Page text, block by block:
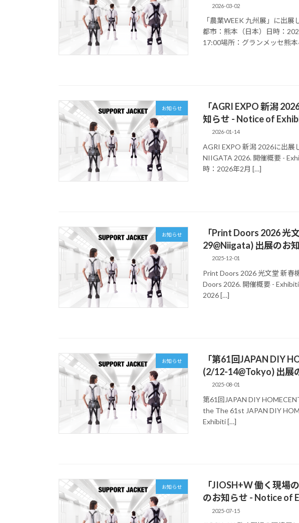
2026-03-02
「農業WEEK 九州展」に出
都市：熊本（日本）日時：
17:00場所：グランメッセ熊
お知らせ
「AGRI EXPO 新潟
知らせ - Notice of
2026-01-14
AGRI EXPO 新潟 2026に出展
NIIGATA 2026. 開催概要 -
時：2026年2月 […]
お知らせ
「Print Doors 2026 光
29@Niigata) 出展のお
2025-12-01
Print Doors 2026 光文堂 新春
Doors 2026. 開催概要 -
2026 […]
お知らせ
「第61回JAPAN DIY
(2/12-14@Tokyo) 出展
2025-08-01
第61回JAPAN DIY
the The 61st JAPAN DIY
Exhibiti […]
お知らせ
「JIOSH+W 働く現場
のお知らせ - Notice of
2025-07-15